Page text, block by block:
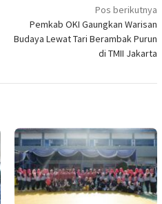
Pos berikutnya
Pemkab OKI Gaungkan Warisan
Budaya Lewat Tari Berambak Purun
di TMII Jakarta